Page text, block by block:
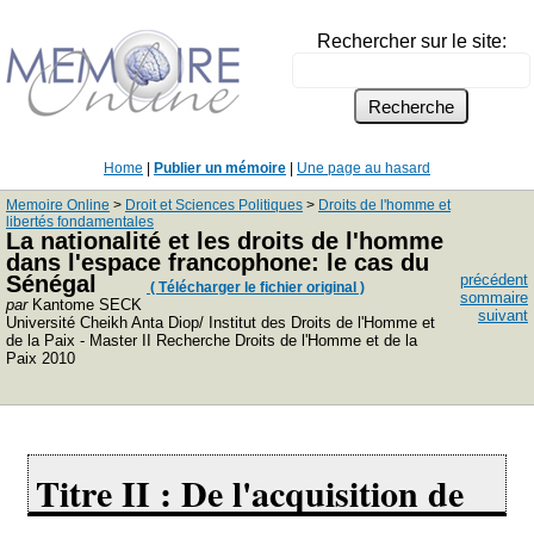
Rechercher sur le site:
Home Publier un mémoire Une page au hasard
Memoire Online > Droit et Sciences Politiques > Droits de l'homme et
libertés fondamentales
La nationalité et les droits de l'homme
dans l'espace francophone: le cas du
Sénégal
( Télécharger le fichier original )
parKantome SECK
Université Cheikh Anta Diop/ Institut des Droits de l'Homme et
de la Paix - Master II Recherche Droits de l'Homme et de la
Paix 2010
précédent
sommaire
suivant
Titre II : De l'acquisition de